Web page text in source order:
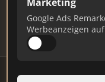
Google Ads
Werbeanzeigen
Profil